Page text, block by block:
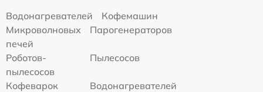
Водонагревателей
Кофемашин
Микроволновых
печей
Парогенераторов
Роботов-
пылесосов
Пылесосов
Кофеварок
Водонагревателей